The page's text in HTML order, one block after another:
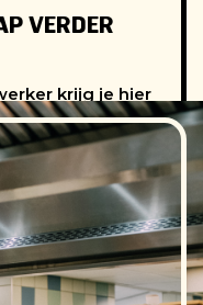
VERDER
krijg je hier
je skills te
een goed
bediening met